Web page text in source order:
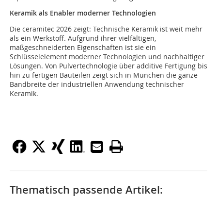
Keramik als Enabler moderner Technologien
Die ceramitec 2026 zeigt: Technische Keramik ist weit mehr
als ein Werkstoff. Aufgrund ihrer vielfältigen,
maßgeschneiderten Eigenschaften ist sie ein
Schlüsselelement moderner Technologien und nachhaltiger
Lösungen. Von Pulvertechnologie über additive Fertigung bis
hin zu fertigen Bauteilen zeigt sich in München die ganze
Bandbreite der industriellen Anwendung technischer
Keramik.
Thematisch passende Artikel: